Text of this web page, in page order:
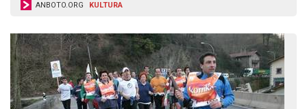
ANBOTO.ORG KULTURA